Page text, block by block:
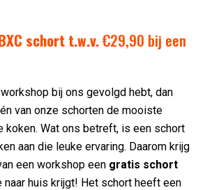
schort t.w.v.€29,90 bij een
bij ons gevolgd hebt, dan
van onze schorten de mooiste
koken. Wat ons betreft, is een schort
aan die leuke ervaring. Daarom krijg
een workshop een gratis schort
naar huis krijgt! Het schort heeft een